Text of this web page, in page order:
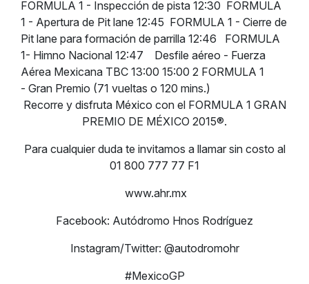
FORMULA 1 - Inspección de pista 12:30 FORMULA
1 - Apertura de Pit lane 12:45 FORMULA 1 - Cierre de
Pit lane para formación de parrilla 12:46 FORMULA
1- Himno Nacional 12:47 Desfile aéreo - Fuerza
Aérea Mexicana TBC 13:00 15:00 2 FORMULA 1
- Gran Premio (71 vueltas o 120 mins.)
Recorre y disfruta México con el FORMULA 1 GRAN
PREMIO DE MÉXICO 2015®.
Para cualquier duda te invitamos a llamar sin costo al
01 800 777 77 F1
www.ahr.mx
Facebook: Autódromo Hnos Rodríguez
Instagram/Twitter: @autodromohr
#MexicoGP